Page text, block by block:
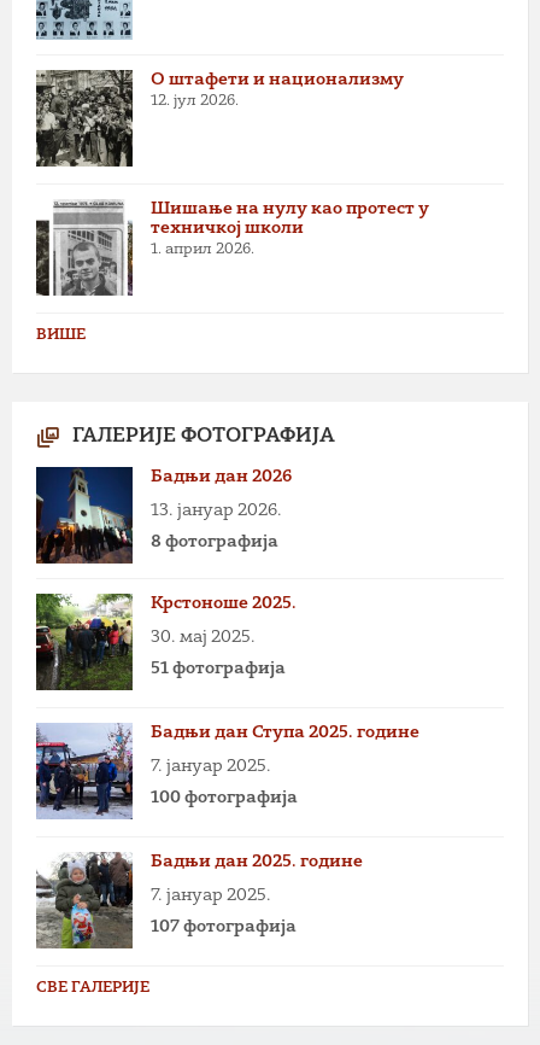
О штафети и национализму
12. јул 2026.
Шишање на нулу као протест у
техничкој школи
1. април 2026.
ВИШЕ
ГАЛЕРИЈЕ ФОТОГРАФИЈА
Бадњи дан 2026
13. јануар 2026.
8 фотографија
Крстоноше 2025.
30. мај 2025.
51 фотографија
Бадњи дан Ступа 2025. године
7. јануар 2025.
100 фотографија
Бадњи дан 2025. године
7. јануар 2025.
107 фотографија
СВЕ ГАЛЕРИЈЕ